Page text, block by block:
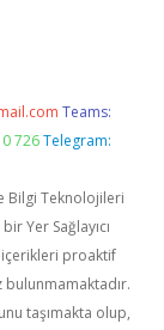
Teams:
726 Telegram:
Bilgi Teknolojileri
Yer Sağlayıcı
proaktif
taşımakta olup,